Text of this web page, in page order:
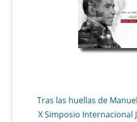
Tras las huellas de
X Simposio Internacional